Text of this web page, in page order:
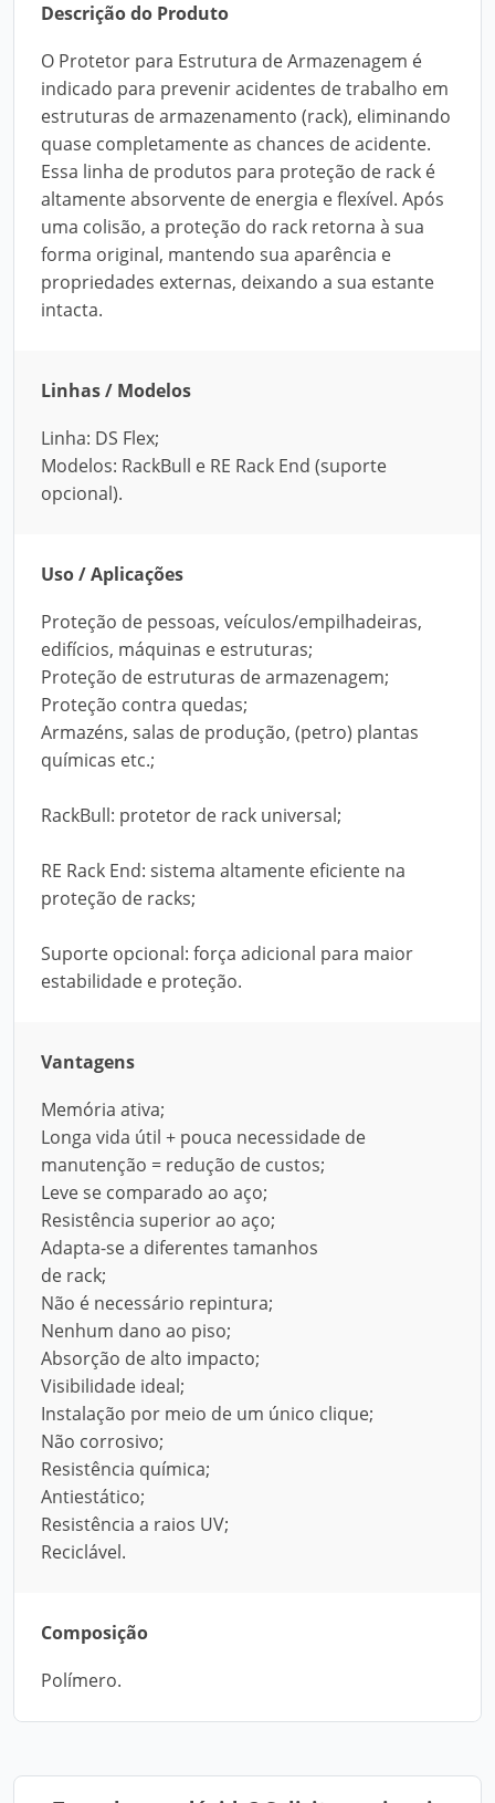
Descrição do Produto
O Protetor para Estrutura de Armazenagem é
indicado para prevenir acidentes de trabalho em
estruturas de armazenamento (rack), eliminando
quase completamente as chances de acidente.
Essa linha de produtos para proteção de rack é
altamente absorvente de energia e flexível. Após
uma colisão, a proteção do rack retorna à sua
forma original, mantendo sua aparência e
propriedades externas, deixando a sua estante
intacta.
Linhas / Modelos
Linha: DS Flex;
Modelos: RackBull e RE Rack End (suporte
opcional).
Uso / Aplicações
Proteção de pessoas, veículos/empilhadeiras,
edifícios, máquinas e estruturas;
Proteção de estruturas de armazenagem;
Proteção contra quedas;
Armazéns, salas de produção, (petro) plantas
químicas etc.;
RackBull: protetor de rack universal;
RE Rack End: sistema altamente eficiente na
proteção de racks;
Suporte opcional: força adicional para maior
estabilidade e proteção.
Vantagens
Memória ativa;
Longa vida útil + pouca necessidade de
manutenção = redução de custos;
Leve se comparado ao aço;
Resistência superior ao aço;
Adapta-se a diferentes tamanhos
de rack;
Não é necessário repintura;
Nenhum dano ao piso;
Absorção de alto impacto;
Visibilidade ideal;
Instalação por meio de um único clique;
Não corrosivo;
Resistência química;
Antiestático;
Resistência a raios UV;
Reciclável.
Composição
Polímero.